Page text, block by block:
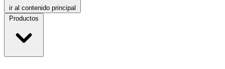
ir al contenido principal
Productos